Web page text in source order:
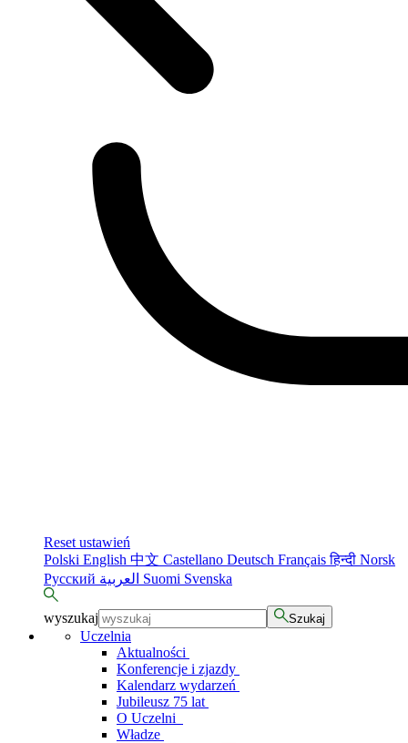
Reset ustawień
Polski English 中文 Castellano Deutsch Françaisहिन्दी Norsk
Русский
Suomi Svenska
wyszukaj Szukaj
Uczelnia
Aktualności
Konferencje i zjazdy
Kalendarz wydarzeń
Jubileusz 75 lat
O Uczelni
Władze